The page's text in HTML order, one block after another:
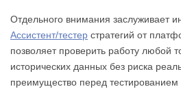
Отдельного внимания заслуживает
Ассистент/тестер стратегий от
позволяет проверить работу любой
исторических данных без риска
преимущество перед